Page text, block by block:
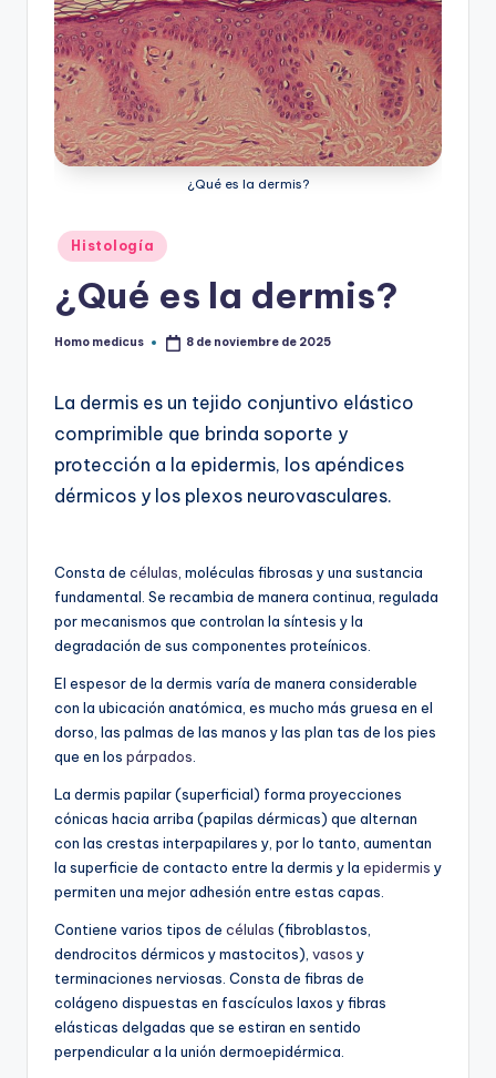
¿Qué es la dermis?
Publicado
en
Histología
¿Qué es la dermis?
Publicado
Homo medicus 8 de noviembre de 2025
La dermis es un tejido conjuntivo elástico
comprimible que brinda soporte y
protección a la epidermis, los apéndices
dérmicos y los plexos neurovasculares.
Consta de células , moléculas fibrosas y una sustancia
fundamental. Se recambia de manera continua, regulada
por mecanismos que controlan la síntesis y la
degradación de sus componentes proteínicos.
El espesor de la dermis varía de manera considerable
con la ubicación anatómica, es mucho más gruesa en el
dorso, las palmas de las manos y las plan tas de los pies
que en los párpados
La dermis papilar (superficial) forma proyecciones
cónicas hacia arriba (papilas dérmicas) que alternan
con las crestas interpapilares y, por lo tanto, aumentan
la superficie de contacto entre la dermis y la epidermis y
permiten una mejor adhesión entre estas capas.
Contiene varios tipos de células (fibroblastos,
dendrocitos dérmicos y mastocitos), vasos y
terminaciones nerviosas. Consta de fibras de
colágeno dispuestas en fascículos laxos y fibras
elásticas delgadas que se estiran en sentido
perpendicular a la unión dermoepidérmica.